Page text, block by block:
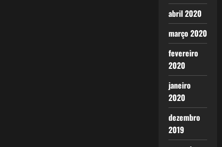
abril 2020
março 2020
fevereiro
2020
janeiro
2020
dezembro
2019